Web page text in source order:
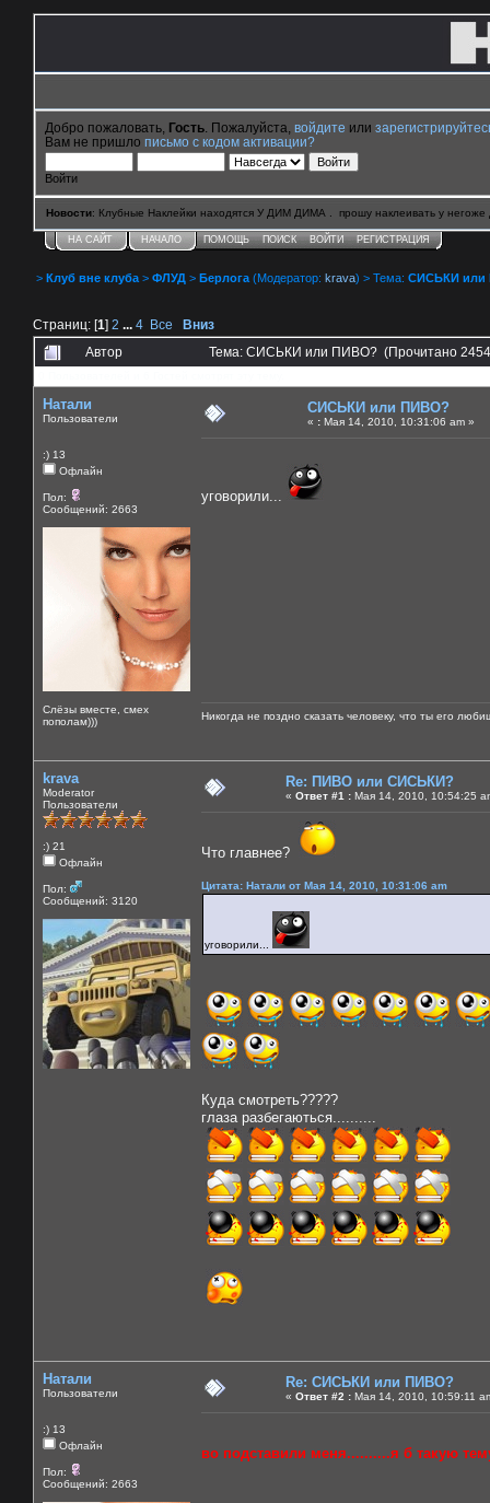
Добро пожаловать, Гость . Пожалуйста, войдите или
Вам не пришло письмо с кодом активации?
Войти
Новости: Клубные Наклейки находятся У ДИМ ДИМА . прошу наклеивать у негоже
НА САЙТ НАЧАЛО ПОМОЩЬ ПОИСК ВОЙТИ РЕГИСТРАЦИЯ
> Клуб вне клуба > ФЛУД > Берлога (Модератор: krava) > Тема: СИСЬКИ или
Страниц: [1] 2 ... 4 Все
Вниз
Автор
Тема: СИСЬКИ или ПИВО? (Прочитано
Натали
Пользователи
:) 13
Офлайн
Пол:
Сообщений: 2663
Слёзы вместе, смех
пополам)))
СИСЬКИ или ПИВО?
« : Мая 14, 2010, 10:31:06 am »
уговорили...
Никогда не поздно сказать человеку, что ты его
krava
Moderator
Пользователи
:) 21
Офлайн
Пол:
Сообщений: 3120
Re: ПИВО или СИСЬКИ?
« Ответ #1 : Мая 14, 2010, 10:54:25
Что главнее?
Цитата: Натали от Мая 14, 2010, 10:31:06 am
уговорили...
Куда смотреть?????
глаза разбегаються..........
Натали
Пользователи
:) 13
Офлайн
Пол:
Сообщений: 2663
Re: СИСЬКИ или ПИВО?
« Ответ #2 : Мая 14, 2010, 10:59:11
во подставили меня..........я б такую